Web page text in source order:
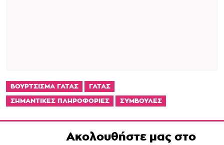
ΒΟΥΡΤΣΙΣΜΑ ΓΑΤΑΣ
ΓΑΤΑΣ
ΣΗΜΑΝΤΙΚΕΣ ΠΛΗΡΟΦΟΡΙΕΣ
ΣΥΜΒΟΥΛΕΣ
Ακολουθήστε μας στο